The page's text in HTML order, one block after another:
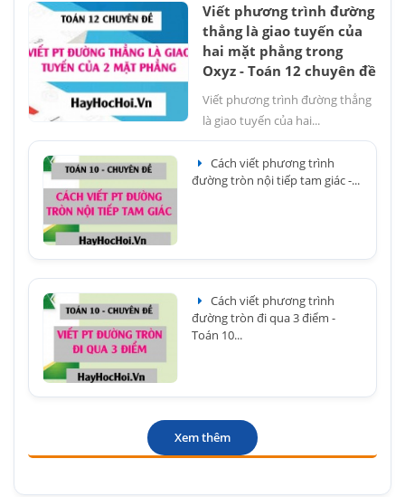
Viết phương trình đường
thẳng là giao tuyến của
hai mặt phẳng trong
Oxyz - Toán 12 chuyên đề
Viết phương trình đường thẳng
là giao tuyến của hai...
Cách viết phương trình
đường tròn nội tiếp tam giác -...
Cách viết phương trình
đường tròn đi qua 3 điểm -
Toán 10...
Xem thêm